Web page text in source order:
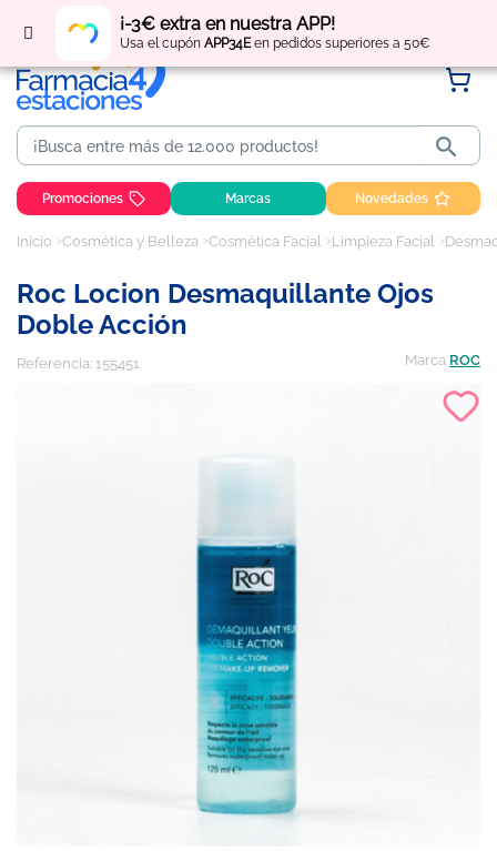
¡-3€ extra en nuestra APP!
Usa el cupón APP34Een pedidos superiores a 50€
Regístratey obtén puntos por tus compras

Promociones Marcas Novedades
Inicio Cosmética y Belleza Cosmética Facial Limpieza Facial
Roc Locion Desmaquillante Ojos
Doble Acción
Referencia: 155451 Marca ROC